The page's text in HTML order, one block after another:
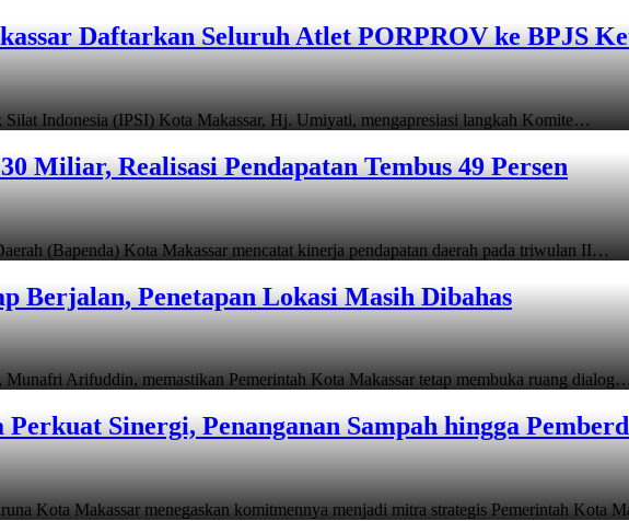
Daftarkan Seluruh Atlet PORPROV ke BPJS
Indonesia (IPSI) Kota Makassar, Hj. Umiyati, mengapresiasi langkah Komite…
Miliar, Realisasi Pendapatan Tembus 49 Persen
(Bapenda) Kota Makassar mencatat kinerja pendapatan daerah pada triwulan II…
Berjalan, Penetapan Lokasi Masih Dibahas
Arifuddin, memastikan Pemerintah Kota Makassar tetap membuka ruang
Sinergi, Penanganan Sampah hingga
Kota Makassar menegaskan komitmennya menjadi mitra strategis Pemerintah Kota